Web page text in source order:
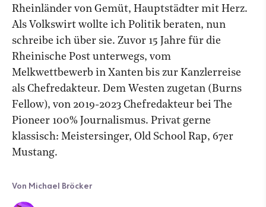
Rheinländer von Gemüt, Hauptstädter mit Herz.
Als Volkswirt wollte ich Politik beraten, nun
schreibe ich über sie. Zuvor 15 Jahre für die
Rheinische Post unterwegs, vom
Melkwettbewerb in Xanten bis zur Kanzlerreise
als Chefredakteur. Dem Westen zugetan (Burns
Fellow), von 2019-2023 Chefredakteur bei The
Pioneer 100% Journalismus. Privat gerne
klassisch: Meistersinger, Old School Rap, 67er
Mustang.
Von Michael Bröcker